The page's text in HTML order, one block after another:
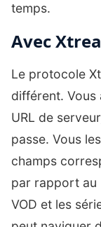
temps.
Avec
Le protocole
différent. Vous
URL de
passe. Vous
champs
par rapport au
VOD et les